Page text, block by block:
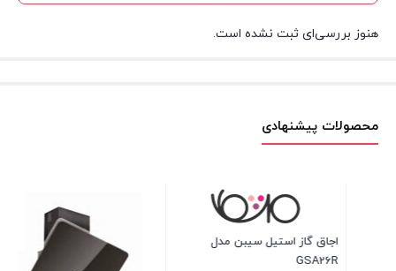
هنوز بررسی‌ای ثبت نشده است.
محصولات پیشنهادی